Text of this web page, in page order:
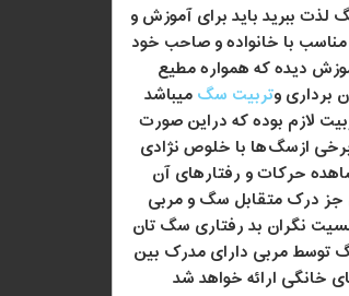
ببرید باید برای آموزش و
با خانواده و صاحب خود
دیده که همواره مطیع
برداری وتربیت سگمیباشد
لازم بوده که دراین صورت
ازسگها با خلوص نژادی
حرکات و رفتارهای آن
جز درک متقابل سگ و مربی
نگران بد رفتاری سگ تان
توسط مربی دارای مدرک بین
خانگی ارائه خواهد شد